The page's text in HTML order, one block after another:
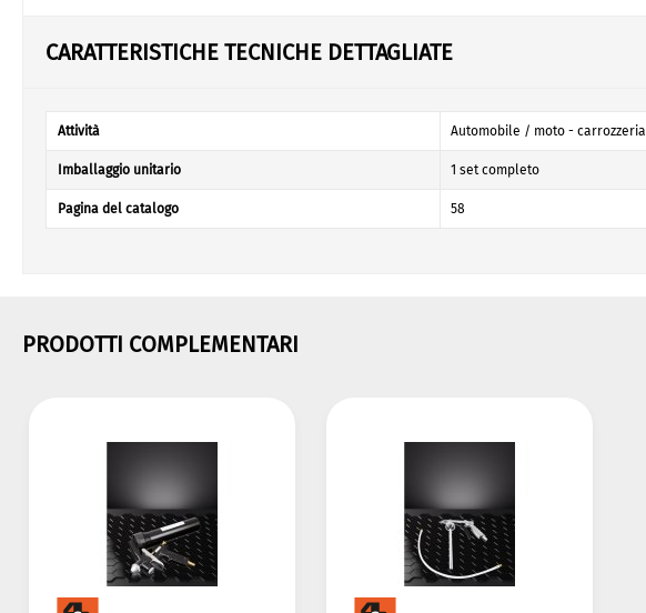
CARATTERISTICHE TECNICHE DETTAGLIATE
Attività Automobile / moto - carrozzeria
Imballaggio unitario 1 set completo
Pagina del catalogo 58
PRODOTTI COMPLEMENTARI